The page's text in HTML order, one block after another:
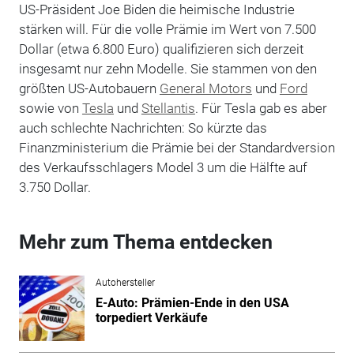
US-Präsident Joe Biden die heimische Industrie
stärken will. Für die volle Prämie im Wert von 7.500
Dollar (etwa 6.800 Euro) qualifizieren sich derzeit
insgesamt nur zehn Modelle. Sie stammen von den
größten US-Autobauern General Motors und Ford
sowie von Tesla und Stellantis. Für Tesla gab es aber
auch schlechte Nachrichten: So kürzte das
Finanzministerium die Prämie bei der Standardversion
des Verkaufsschlagers Model 3 um die Hälfte auf
3.750 Dollar.
Mehr zum Thema entdecken
Autohersteller
E-Auto: Prämien-Ende in den USA
torpediert Verkäufe